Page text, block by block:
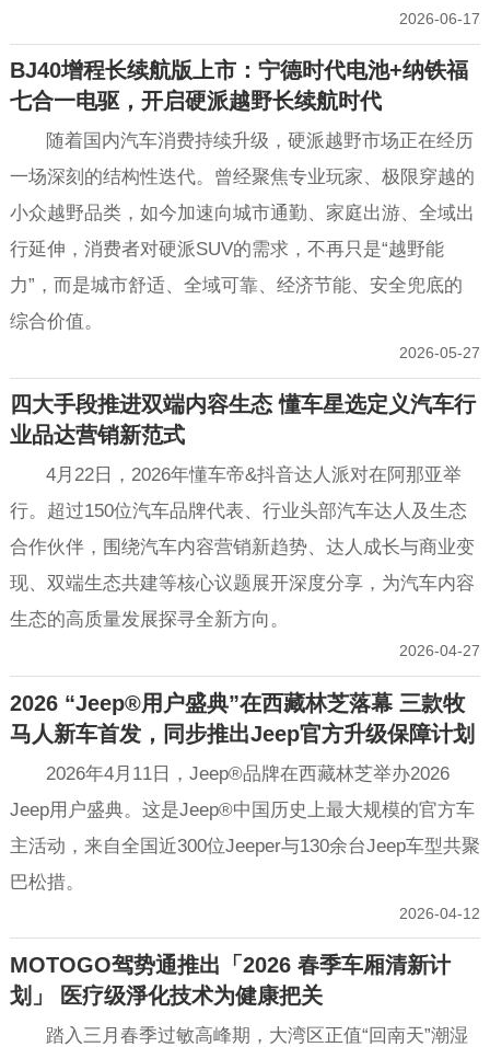
2026-06-17
BJ40增程长续航版上市：宁德时代电池+纳铁福
七合一电驱，开启硬派越野长续航时代
随着国内汽车消费持续升级，硬派越野市场正在经历
一场深刻的结构性迭代。曾经聚焦专业玩家、极限穿越的
小众越野品类，如今加速向城市通勤、家庭出游、全域出
行延伸，消费者对硬派SUV的需求，不再只是“越野能
力”，而是城市舒适、全域可靠、经济节能、安全兜底的
综合价值。
2026-05-27
四大手段推进双端内容生态 懂车星选定义汽车行
业品达营销新范式
4月22日，2026年懂车帝&抖音达人派对在阿那亚举
行。超过150位汽车品牌代表、行业头部汽车达人及生态
合作伙伴，围绕汽车内容营销新趋势、达人成长与商业变
现、双端生态共建等核心议题展开深度分享，为汽车内容
生态的高质量发展探寻全新方向。
2026-04-27
2026 “Jeep®用户盛典”在西藏林芝落幕 三款牧
马人新车首发，同步推出Jeep官方升级保障计划
2026年4月11日，Jeep®品牌在西藏林芝举办2026
Jeep用户盛典。这是Jeep®中国历史上最大规模的官方车
主活动，来自全国近300位Jeeper与130余台Jeep车型共聚
巴松措。
2026-04-12
MOTOGO驾势通推出「2026 春季车厢清新计
划」 医疗级淨化技术为健康把关
踏入三月春季过敏高峰期，大湾区正值“回南天”潮湿